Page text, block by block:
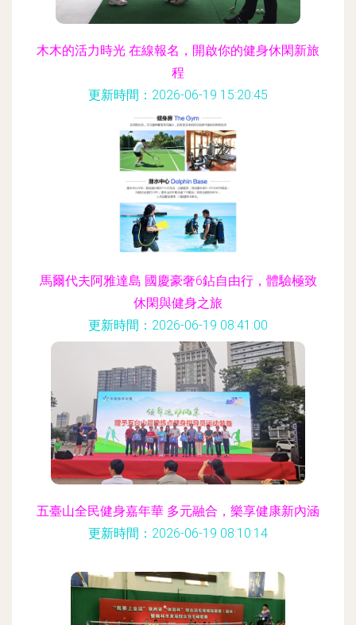
木木的活力時光 在線報名，開啟你的健身休閑新旅
程
更新時間：2026-06-19 15:20:45
馬爾代夫阿雅達島 國慶豪奢6鉆自由行，體驗極致
休閑與健身之旅
更新時間：2026-06-19 08:41:00
五臺山全民健身嘉年華 多元融合，樂享健康新內涵
更新時間：2026-06-19 08:10:14